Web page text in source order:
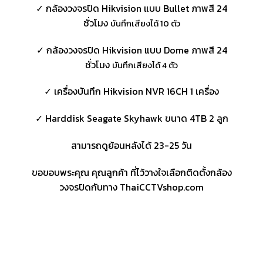
✓ กล้องวงจรปิด Hikvision แบบ Bullet ภาพสี 24
ชั่วโมง บันทึกเสียงได้ 10 ตัว
✓ กล้องวงจรปิด Hikvision แบบ Dome ภาพสี 24
ชั่วโมง บันทึกเสียงได้ 4 ตัว
✓ เครื่องบันทึก Hikvision NVR 16CH 1 เครื่อง
✓ Harddisk Seagate Skyhawk ขนาด 4TB 2 ลูก
สามารถดูย้อนหลังได้ 23-25 วัน
ขอขอบพระคุณ คุณลูกค้า ที่ไว้วางใจเลือกติดตั้งกล้อง
วงจรปิดกับทาง ThaiCCTVshop.com